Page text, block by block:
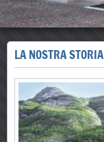
LA NOSTRA STORIA